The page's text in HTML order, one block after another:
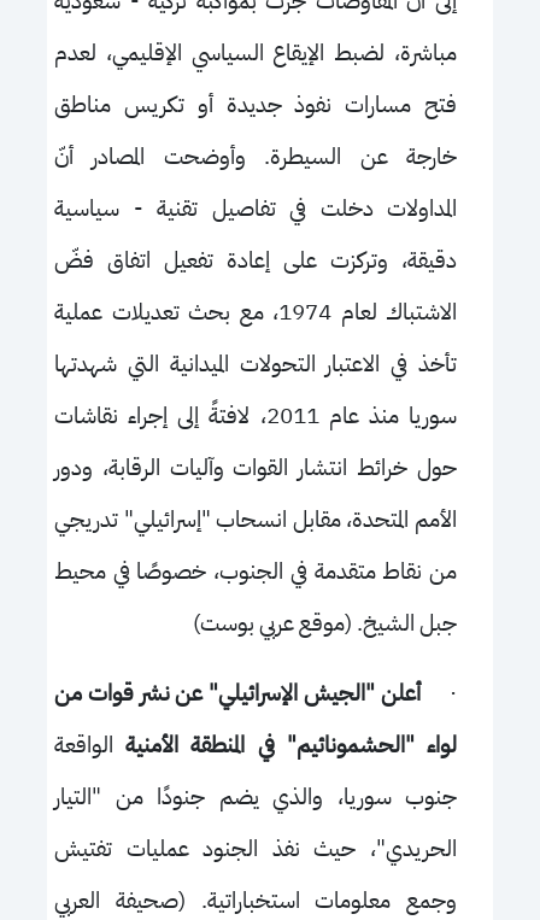
مباشرة، لضبط الإيقاع السياسي الإقليمي، لعدم
فتح مسارات نفوذ جديدة أو تكريس مناطق
خارجة عن السيطرة. وأوضحت المصادر أنّ
المداولات دخلت في تفاصيل تقنية - سياسية
دقيقة، وتركزت على إعادة تفعيل اتفاق فضّ
الاشتباك لعام 1974، مع بحث تعديلات عملية
تأخذ في الاعتبار التحولات الميدانية التي شهدتها
سوريا منذ عام 2011، لافتةً إلى إجراء نقاشات
حول خرائط انتشار القوات وآليات الرقابة، ودور
الأمم المتحدة، مقابل انسحاب "إسرائيلي" تدريجي
من نقاط متقدمة في الجنوب، خصوصًا في محيط
جبل الشيخ. (موقع عربي بوست)
·أعلن "الجيش الإسرائيلي" عن نشر قوات من
لواء "الحشمونائيم" في المنطقة الأمنيةالواقعة
جنوب سوريا، والذي يضم جنودًا من "التيار
الحريدي"، حيث نفذ الجنود عمليات تفتيش
وجمع معلومات استخباراتية. (صحيفة العربي